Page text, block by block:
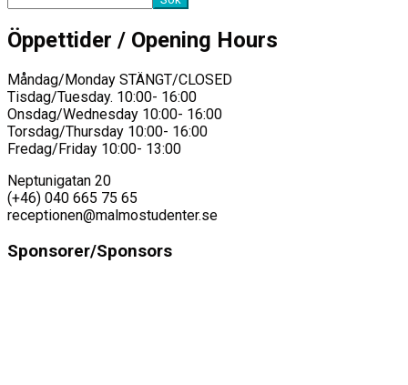
Öppettider / Opening Hours
Måndag/Monday STÄNGT/CLOSED
Tisdag/Tuesday. 10:00- 16:00
Onsdag/Wednesday 10:00- 16:00
Torsdag/Thursday 10:00- 16:00
Fredag/Friday 10:00- 13:00
Neptunigatan 20
(+46) 040 665 75 65
receptionen@malmostudenter.se
Sponsorer/Sponsors